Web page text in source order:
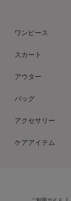
ワンピース
スカート
アウター
バッグ
アクセサリー
ケアアイテム